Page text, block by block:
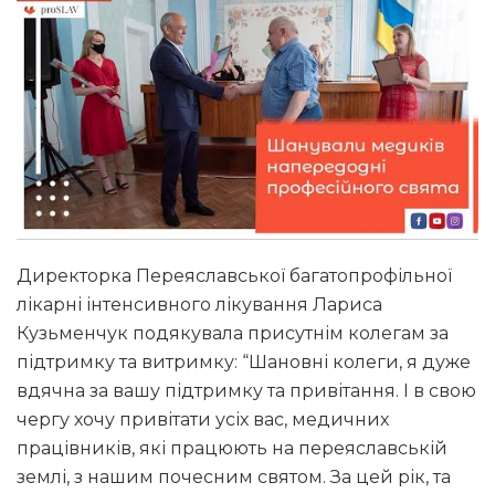
Директорка Переяславської багатопрофільної
лікарні інтенсивного лікування Лариса
Кузьменчук подякувала присутнім колегам за
підтримку та витримку: “Шановні колеги, я дуже
вдячна за вашу підтримку та привітання. І в свою
чергу хочу привітати усіх вас, медичних
працівників, які працюють на переяславській
землі, з нашим почесним святом. За цей рік, та